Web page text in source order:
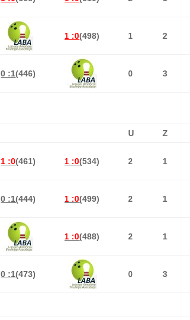
1 :0(498) 1 2
0 :1(446) 0 3
U Z
1 :0(461) 1 :0(534) 2 1
0 :1(444) 1 :0(499) 2 1
1 :0(488) 2 1
0 :1(473) 0 3